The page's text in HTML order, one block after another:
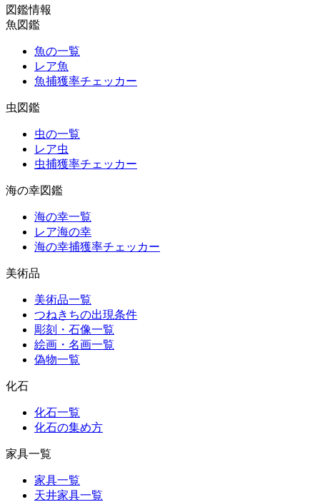
図鑑情報
魚図鑑
魚の一覧
レア魚
魚捕獲率チェッカー
虫図鑑
虫の一覧
レア虫
虫捕獲率チェッカー
海の幸図鑑
海の幸一覧
レア海の幸
海の幸捕獲率チェッカー
美術品
美術品一覧
つねきちの出現条件
彫刻・石像一覧
絵画・名画一覧
偽物一覧
化石
化石一覧
化石の集め方
家具一覧
家具一覧
天井家具一覧